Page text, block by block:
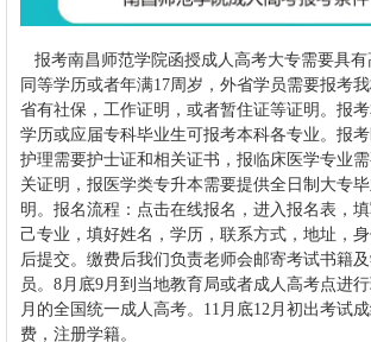
报考南昌师范学院函授成人高考大专需要具
同等学历或者年满17周岁，外省学员需要报考
省有社保，工作证明，或者暂住证等证明。报
学历或应届专科毕业生可报考本科各专业。报考
护理需要护士证和相关证书，报临床医学专业
关证明，报医学类专升本需要提供全日制大专
明。报名流程：点击在线报名，进入报名表，
己专业，填好姓名，学历，联系方式，地址，
后提交。缴费后我们负责老师会邮寄考试书籍
员。8月底9月到当地教育局或者成人高考点进
月的全国统一成人高考。11月底12月初出考试
费，注册学籍。